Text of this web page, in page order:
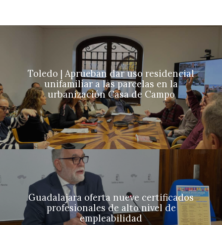
Toledo | Aprueban dar uso residencial
unifamiliar a las parcelas en la
urbanización Casa de Campo
Guadalajara oferta nueve certificados
profesionales de alto nivel de
empleabilidad